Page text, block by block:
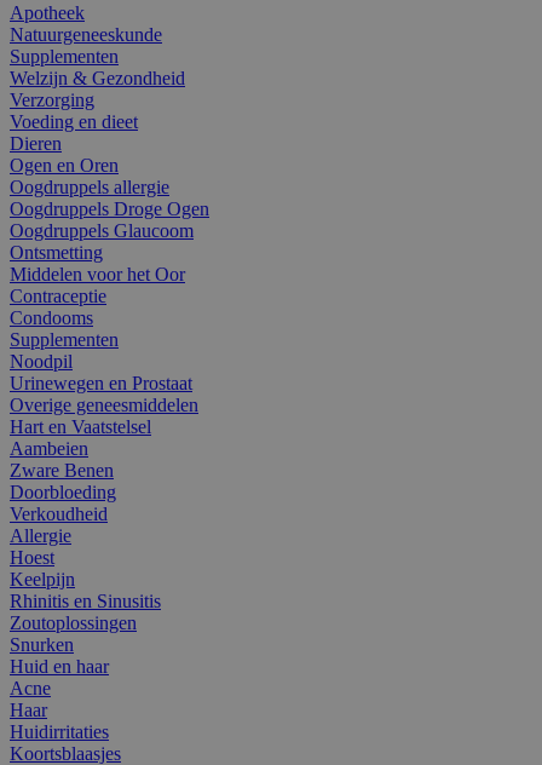
Apotheek
Natuurgeneeskunde
Supplementen
Welzijn & Gezondheid
Verzorging
Voeding en dieet
Dieren
Ogen en Oren
Oogdruppels allergie
Oogdruppels Droge Ogen
Oogdruppels Glaucoom
Ontsmetting
Middelen voor het Oor
Contraceptie
Condooms
Supplementen
Noodpil
Urinewegen en Prostaat
Overige geneesmiddelen
Hart en Vaatstelsel
Aambeien
Zware Benen
Doorbloeding
Verkoudheid
Allergie
Hoest
Keelpijn
Rhinitis en Sinusitis
Zoutoplossingen
Snurken
Huid en haar
Acne
Haar
Huidirritaties
Koortsblaasjes